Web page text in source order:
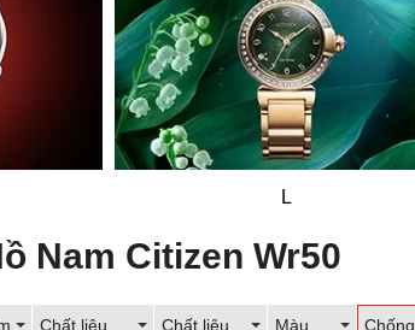
L
Nam Citizen Wr50
Chất liệu
Chất liệu
Màu
Chống